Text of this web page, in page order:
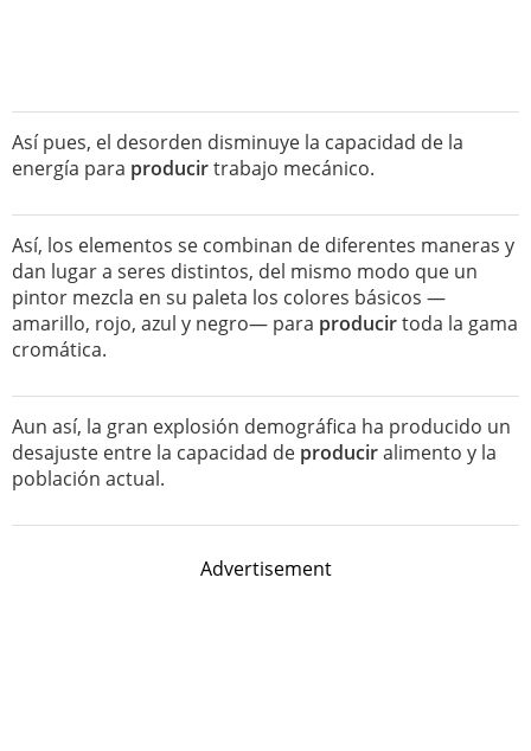
Así pues, el desorden disminuye la capacidad de la
energía para producirtrabajo mecánico.
Así, los elementos se combinan de diferentes maneras y
dan lugar a seres distintos, del mismo modo que un
pintor mezcla en su paleta los colores básicos —
amarillo, rojo, azul y negro— para producirtoda la gama
cromática.
Aun así, la gran explosión demográfica ha producido un
desajuste entre la capacidad de produciralimento y la
población actual.
Advertisement